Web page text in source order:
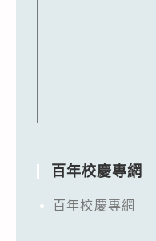
百年校慶專網
百年校慶專網